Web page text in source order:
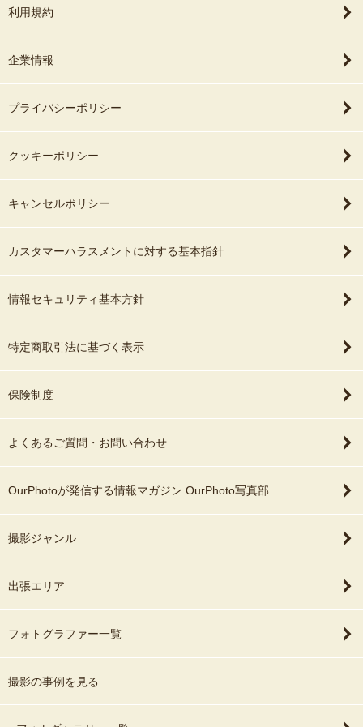
利用規約
企業情報
プライバシーポリシー
クッキーポリシー
キャンセルポリシー
カスタマーハラスメントに対する基本指針
情報セキュリティ基本方針
特定商取引法に基づく表示
保険制度
よくあるご質問・お問い合わせ
OurPhotoが発信する情報マガジン OurPhoto写真部
撮影ジャンル
出張エリア
フォトグラファー一覧
撮影の事例を見る